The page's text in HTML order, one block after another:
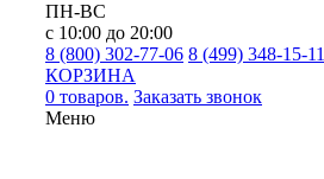
ПН-ВС
с 10:00 до 20:00
8 (800) 302-77-06 8 (499) 348-15-11
КОРЗИНА
0 товаров. Заказать звонок
Меню